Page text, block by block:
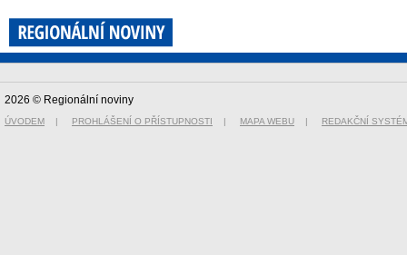
2026 © Regionální noviny
ÚVODEM | PROHLÁŠENÍ O PŘÍSTUPNOSTI | MAPA WEBU | REDAKČNÍ